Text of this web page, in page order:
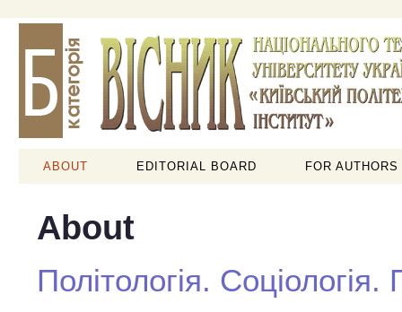
ABOUT EDITORIAL BOARD FOR AUTHORS
About
Політологія.